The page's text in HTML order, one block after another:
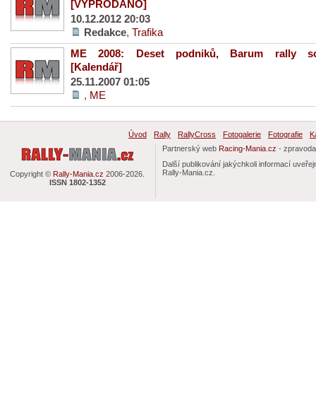
[VYPRODÁNO]
10.12.2012 20:03
Redakce, Trafika
ME 2008: Deset podniků, Barum rally
[Kalendář]
25.11.2007 01:05
, ME
Úvod Rally RallyCross Fotogalerie Fotografie
Partnerský web Racing-Mania.cz -
Další publikování jakýchkoli informací
Rally-Mania.cz.
Copyright © Rally-Mania.cz 2006-2026.
ISSN 1802-1352